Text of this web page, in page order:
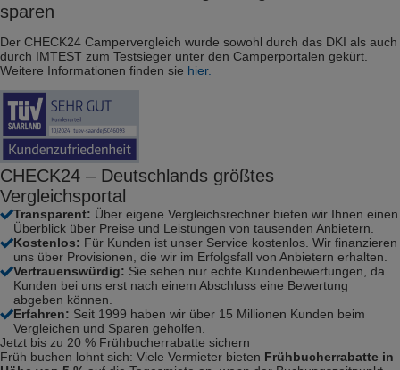
sparen
Der CHECK24 Campervergleich wurde sowohl durch das DKI als auch
durch IMTEST zum Testsieger unter den Camperportalen gekürt.
Weitere Informationen finden sie hier.
CHECK24 – Deutschlands größtes
Vergleichsportal
Transparent: Über eigene Vergleichsrechner bieten wir Ihnen einen
Überblick über Preise und Leistungen von tausenden Anbietern.
Kostenlos: Für Kunden ist unser Service kostenlos. Wir finanzieren
uns über Provisionen, die wir im Erfolgsfall von Anbietern erhalten.
Vertrauenswürdig: Sie sehen nur echte Kundenbewertungen, da
Kunden bei uns erst nach einem Abschluss eine Bewertung
abgeben können.
Erfahren: Seit 1999 haben wir über 15 Millionen Kunden beim
Vergleichen und Sparen geholfen.
Jetzt bis zu 20 % Frühbucherrabatte sichern
Früh buchen lohnt sich: Viele Vermieter bieten Frühbucherrabatte in